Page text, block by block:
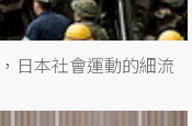
日本社會運動的細流